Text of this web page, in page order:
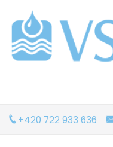
+420 722 933 636